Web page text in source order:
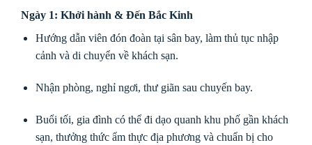
Ngày 1: Khởi hành & Đến Bắc Kinh
Hướng dẫn viên đón đoàn tại sân bay, làm thủ tục nhập
cảnh và di chuyển về khách sạn.
Nhận phòng, nghỉ ngơi, thư giãn sau chuyến bay.
Buổi tối, gia đình có thể đi dạo quanh khu phố gần khách
sạn, thưởng thức ẩm thực địa phương và chuẩn bị cho